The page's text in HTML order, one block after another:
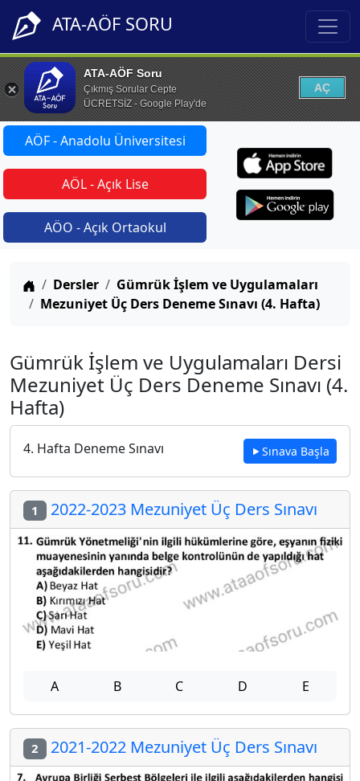
ATA-AÖF SORU
ATA-AÖF Soru
Çıkmış Sorular Cepte
ÜCRETSİZ - Google Play'de
AÇ
AÖF - Anadolu Üniversitesi
AÖL - Açık Lise
AÖO - Açık Ortaokul
Anasayfa
Dersler
Gümrük İşlem ve Uygulamaları
Mezuniyet Üç Ders Deneme Sınavı (4. Hafta)
Gümrük İşlem ve Uygulamaları Dersi
Mezuniyet Üç Ders Deneme Sınavı (4.
Hafta)
4. Hafta Deneme Sınavı Sınava Başla
1 2022-2023 Mezuniyet Üç Ders Sınavı
A B C D E
2 2021-2022 Mezuniyet Üç Ders Sınavı